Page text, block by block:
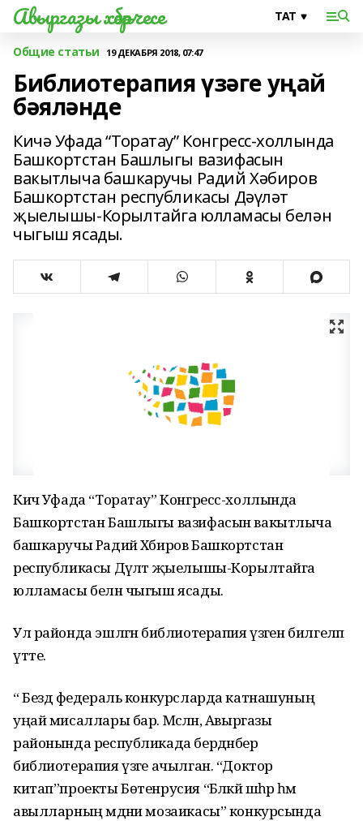
Авыргазы хәбәрчесе
Общие статьи 19 ДЕКАБРЯ 2018, 07:47
Библиотерапия үзәге уңай
бәяләнде
Кичә Уфада “Торатау” Конгресс-холлында
Башкортстан Башлыгы вазифасын
вакытлыча башкаручы Радий Хәбиров
Башкортстан республикасы Дәүләт
җыелышы-Корылтайга юлламасы белән
чыгыш ясады.
Кичә Уфада “Торатау” Конгресс-холлында
Башкортстан Башлыгы вазифасын вакытлыча
башкаручы Радий Хәбиров Башкортстан
республикасы Дәүләт җыелышы-Корылтайга
юлламасы белән чыгыш ясады.
Ул районда эшләгән библиотерапия үзәген билгеләп
үтте.
“ Бездә федераль конкурсларда катнашуның
уңай мисаллары бар. Мәсәлән, Авыргазы
районында республикада бердәнбер
библиотерапия үзәге ачылган. “Доктор
китап”проекты Бөтенрусия “Бәләкәй шәһәр һәм
авылларның мәдәни мозаикасы” конкурсында